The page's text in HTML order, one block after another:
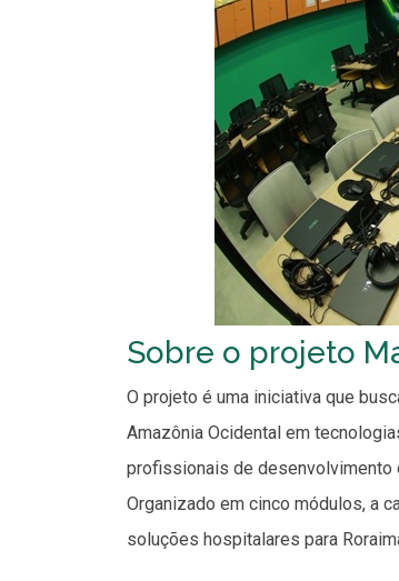
Sobre o projeto
O projeto é uma iniciativa que
Amazônia Ocidental em
profissionais de
Organizado em cinco módulos, a
soluções hospitalares para